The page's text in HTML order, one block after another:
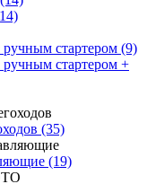
стартером (9)
стартером +
(35)
(19)